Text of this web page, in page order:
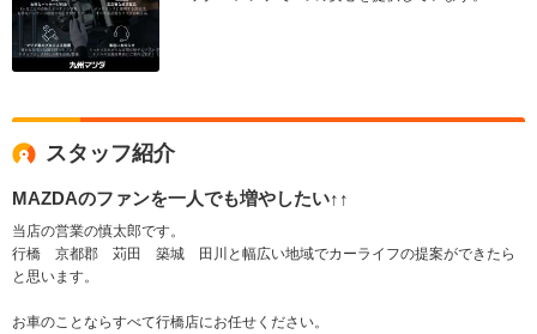
スタッフ紹介
MAZDAのファンを一人でも増やしたい↑↑
当店の営業の慎太郎です。
行橋 京都郡 苅田 築城 田川と幅広い地域でカーライフの提案ができたら
と思います。
お車のことならすべて行橋店にお任せください。